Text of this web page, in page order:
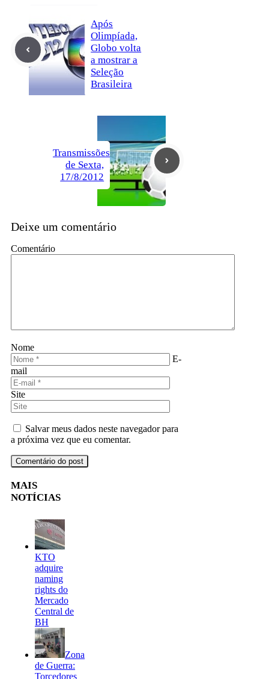
Após
Olimpíada,
Globo volta
a mostrar a
Seleção
Brasileira
Transmissões
de Sexta,
17/8/2012
Deixe um comentário
Comentário
Nome
E-
mail
Site
Salvar meus dados neste navegador para
a próxima vez que eu comentar.
MAIS
NOTÍCIAS
KTO
adquire
naming
rights do
Mercado
Central de
BH
Zona
de Guerra:
Torcedores